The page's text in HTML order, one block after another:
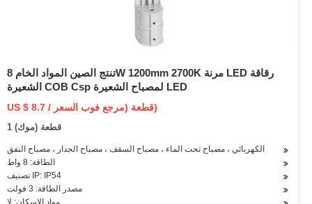
تنتج الصين المواد الخام 8W 1200mm 2700K مرنة LED رقاقة
الشعيرة COB Csp لمصباح الشعيرة LED
US $ 8.7 / قطعة (مرجع فوب السعر)
1 قطعة (موك)
، المصباح الكهربائي ، مصباح تحت الماء ، مصباح السقف ، مصباح الجدار ، مصباح النفق
الطاقة: 8 واط
تصنيف IP: IP54
مصدر الطاقة: 3 فولت
مواد الإسكان: لا